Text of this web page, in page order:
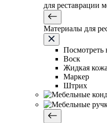
для реставрации
Материалы для
Посмотреть
Воск
Жидкая кожа
Маркер
Штрих